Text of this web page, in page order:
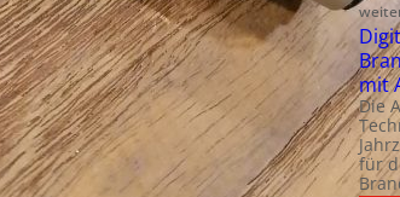
mit
Die
für